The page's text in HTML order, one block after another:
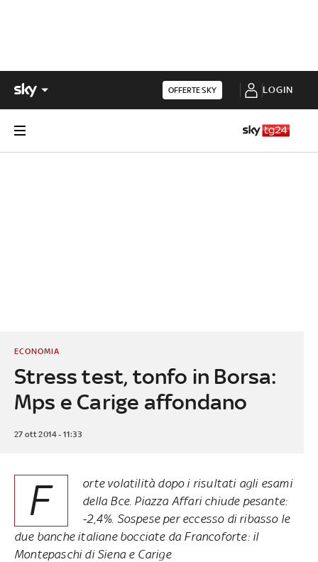
OFFERTE SKY LOGIN
Stress test, tonfo in Borsa:
Mps e Carige affondano
ECONOMIA
27 ott 2014 - 11:33
F
orte volatilità dopo i risultati agli esami
della Bce. Piazza Affari chiude pesante:
-2,4%. Sospese per eccesso di ribasso le
due banche italiane bocciate da Francoforte: il
Montepaschi di Siena e Carige